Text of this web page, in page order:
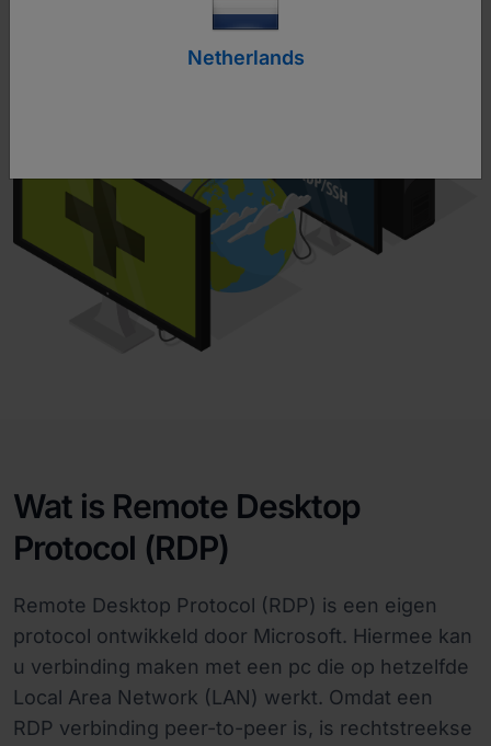
Wat is Remote Desktop
Protocol (RDP)
Remote Desktop Protocol (RDP) is een eigen
protocol ontwikkeld door Microsoft. Hiermee kan
u verbinding maken met een pc die op hetzelfde
Local Area Network (LAN) werkt. Omdat een
RDP verbinding peer-to-peer is, is rechtstreekse
Netherlands